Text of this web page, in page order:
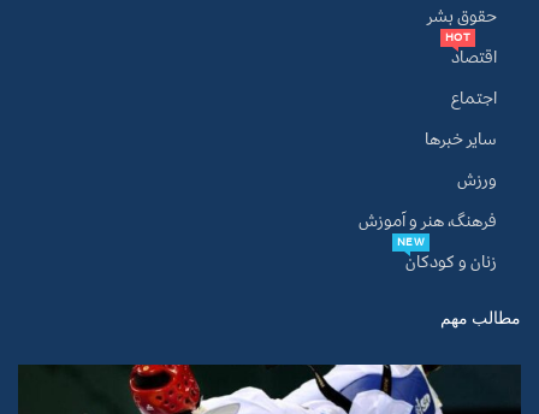
حقوق بشر
اقتصاد
HOT
اجتماع
سایر خبرها
ورزش
فرهنگ، هنر و آموزش
زنان و کودکان
NEW
مطالب مهم